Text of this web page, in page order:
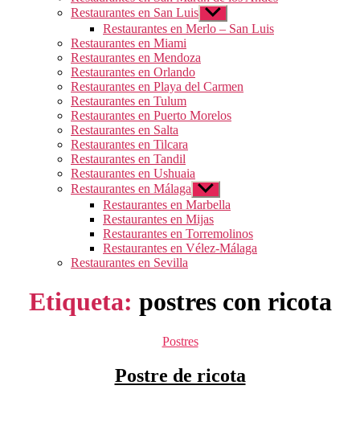
Restaurantes en San Luis Mostrar
el
submenú
Restaurantes en Merlo – San Luis
Restaurantes en Miami
Restaurantes en Mendoza
Restaurantes en Orlando
Restaurantes en Playa del Carmen
Restaurantes en Tulum
Restaurantes en Puerto Morelos
Restaurantes en Salta
Restaurantes en Tilcara
Restaurantes en Tandil
Restaurantes en Ushuaia
Restaurantes en Málaga Mostrar
el
submenú
Restaurantes en Marbella
Restaurantes en Mijas
Restaurantes en Torremolinos
Restaurantes en Vélez-Málaga
Restaurantes en Sevilla
Etiqueta: postres con ricota
Categorías
Postres
Postre de ricota